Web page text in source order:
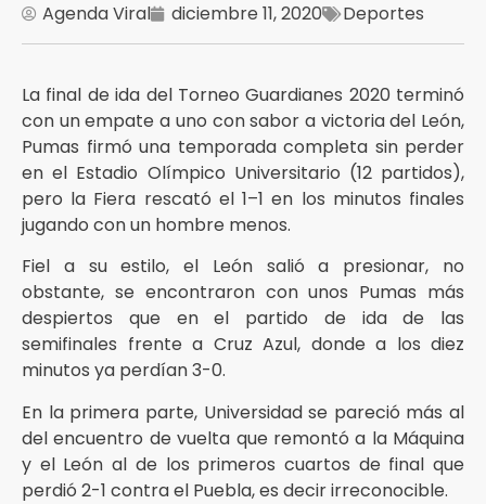
Agenda Viral diciembre 11, 2020 Deportes
La final de ida del Torneo Guardianes 2020 terminó
con un empate a uno con sabor a victoria del León,
Pumas firmó una temporada completa sin perder
en el Estadio Olímpico Universitario (12 partidos),
pero la Fiera rescató el 1–1 en los minutos finales
jugando con un hombre menos.
Fiel a su estilo, el León salió a presionar, no
obstante, se encontraron con unos Pumas más
despiertos que en el partido de ida de las
semifinales frente a Cruz Azul, donde a los diez
minutos ya perdían 3-0.
En la primera parte, Universidad se pareció más al
del encuentro de vuelta que remontó a la Máquina
y el León al de los primeros cuartos de final que
perdió 2-1 contra el Puebla, es decir irreconocible.